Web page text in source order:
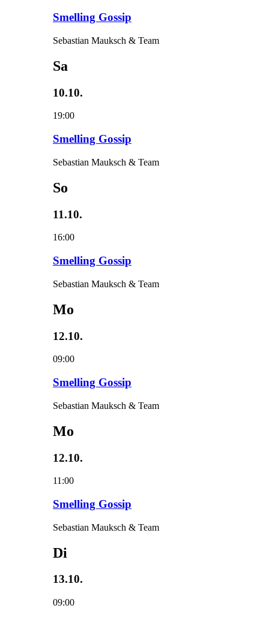
Smelling Gossip
Sebastian Mauksch & Team
Sa
10.10.
19:00
Smelling Gossip
Sebastian Mauksch & Team
So
11.10.
16:00
Smelling Gossip
Sebastian Mauksch & Team
Mo
12.10.
09:00
Smelling Gossip
Sebastian Mauksch & Team
Mo
12.10.
11:00
Smelling Gossip
Sebastian Mauksch & Team
Di
13.10.
09:00